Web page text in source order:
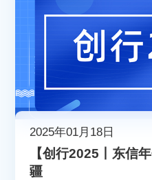
2025年01月18日
【创行2025丨东信
疆